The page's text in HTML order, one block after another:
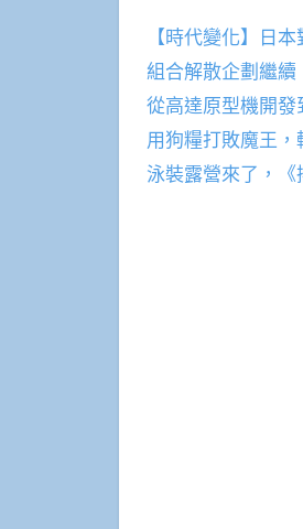
【時代變化】日
組合解散企劃繼
從高達原型機開
用狗糧打敗魔王
泳裝露營來了，